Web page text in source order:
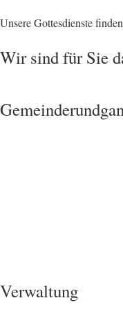
Unsere Gottesdienste
Wir sind für Sie
Verwaltung